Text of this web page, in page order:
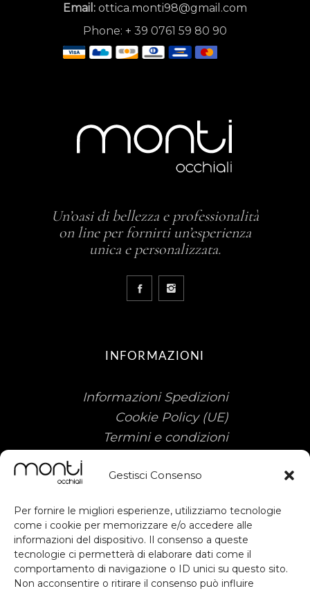
Gestisci Consenso
Per fornire le migliori esperienze, utilizziamo tecnologie
come i cookie per memorizzare e/o accedere alle
informazioni del dispositivo. Il consenso a queste
tecnologie ci permetterà di elaborare dati come il
comportamento di navigazione o ID unici su questo sito.
Non acconsentire o ritirare il consenso può influire
Email: ottica.monti98@gmail.com
Phone: + 39 0761 59 80 90
Un’oasi di bellezza e professionalità
on line per fornirti un’esperienza
unica e personalizzata.
INFORMAZIONI
Informazioni Spedizioni
Cookie Policy (UE)
Termini e condizioni
Sostegno ottenuto dal FESR ai sensi
degli artt. 49, 50 e dell'allegato IX del